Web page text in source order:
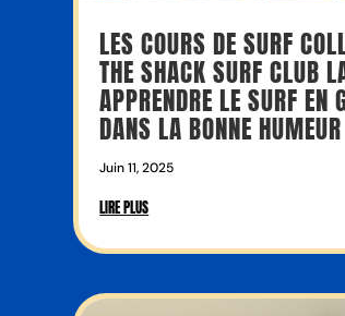
LES COURS DE SURF
THE SHACK SURF CLUB
APPRENDRE LE SURF EN
DANS LA BONNE HUMEUR
Juin 11, 2025
LIRE PLUS